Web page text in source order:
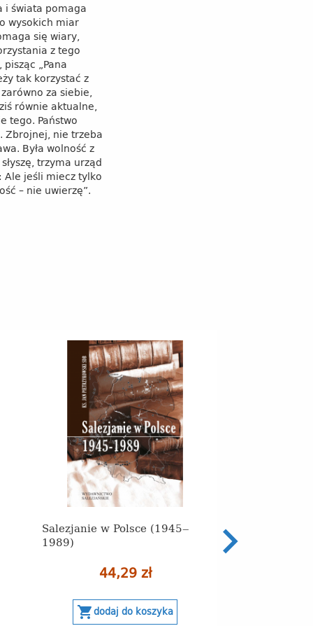
i świata pomaga
wysokich miar
się wiary,
z tego
„Pana
tak korzystać z
za siebie,
równie aktualne,
tego. Państwo
Zbrojnej, nie trzeba
Była wolność z
trzyma urząd
Ale jeśli miecz tylko
– nie uwierzę”.
Salezjanie w Polsce (1945‒
1989)
44,29 zł
shopping_cartdodaj do koszyka